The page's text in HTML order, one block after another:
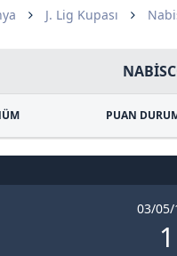
J. Lig Kupası
PUAN
03/05/